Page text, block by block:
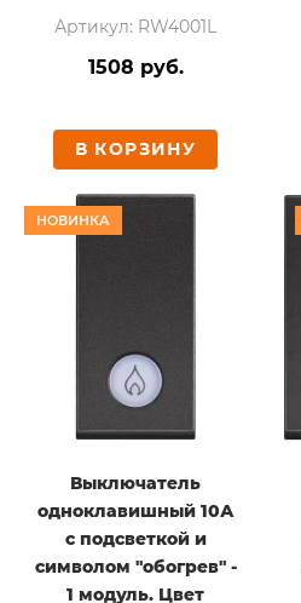
Артикул: RW4001L
1508 руб.
В КОРЗИНУ
НОВИНКА
Выключатель
одноклавишный 10А
с подсветкой и
символом "обогрев" -
1 модуль. Цвет